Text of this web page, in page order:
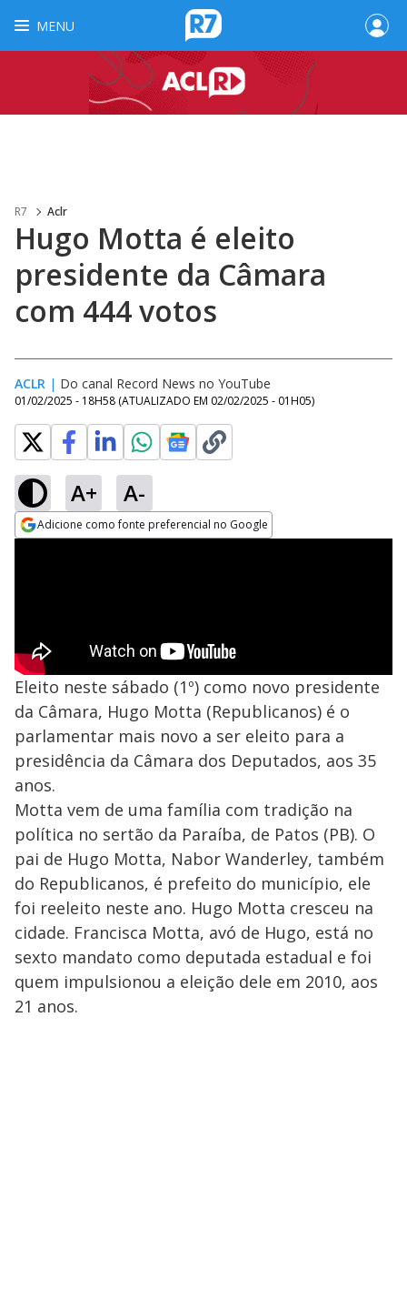
MENU
R7 Aclr
Hugo Motta é eleito
presidente da Câmara
com 444 votos
ACLR | Do canal Record News no YouTube
01/02/2025 - 18H58 (ATUALIZADO EM 02/02/2025 - 01H05)
A+ A-
Adicione como fonte preferencial no Google
Eleito neste sábado (1º) como novo presidente
da Câmara, Hugo Motta (Republicanos) é o
parlamentar mais novo a ser eleito para a
presidência da Câmara dos Deputados, aos 35
anos.
Motta vem de uma família com tradição na
política no sertão da Paraíba, de Patos (PB). O
pai de Hugo Motta, Nabor Wanderley, também
do Republicanos, é prefeito do município, ele
foi reeleito neste ano. Hugo Motta cresceu na
cidade. Francisca Motta, avó de Hugo, está no
sexto mandato como deputada estadual e foi
quem impulsionou a eleição dele em 2010, aos
21 anos.